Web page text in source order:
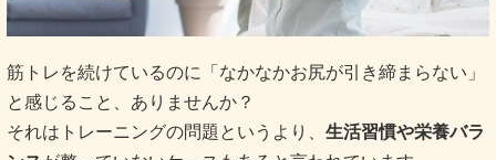
筋トレを続けているのに「なかなかお尻が引き締まらない」
と感じること、ありませんか？
それはトレーニングの問題というより、 生活習慣や栄養バラ